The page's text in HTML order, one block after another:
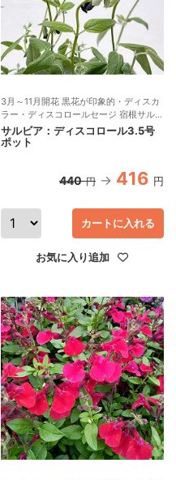
3月～11月開花 黒花が印象的・ディスカ
ラー・ディスコロールセージ 宿根サルビ
ア
サルビア：ディスコロール3.5号
ポット
440 円 416 円
カートに入れる
お気に入り追加